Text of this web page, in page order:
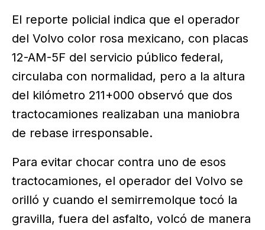
El reporte policial indica que el operador
del Volvo color rosa mexicano, con placas
12-AM-5F del servicio público federal,
circulaba con normalidad, pero a la altura
del kilómetro 211+000 observó que dos
tractocamiones realizaban una maniobra
de rebase irresponsable.
Para evitar chocar contra uno de esos
tractocamiones, el operador del Volvo se
orilló y cuando el semirremolque tocó la
gravilla, fuera del asfalto, volcó de manera